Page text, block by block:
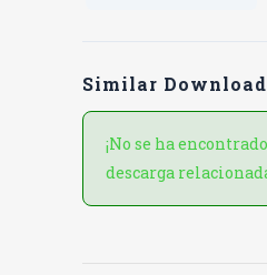
Similar
¡No se ha
descarga